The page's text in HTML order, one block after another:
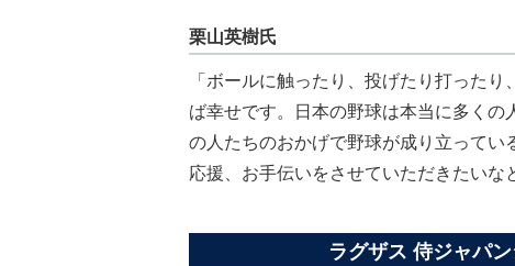
栗山英樹氏
「ボールに触ったり、投げたり打った
ば幸せです。日本の野球は本当に多くの
の人たちのおかげで野球が成り立ってい
応援、お手伝いをさせていただきたいな
ラグザス 侍ジャパ